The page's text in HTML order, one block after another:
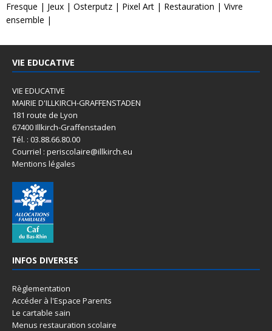
Fresque | Jeux | Osterputz | Pixel Art | Restauration | Vivre
ensemble |
VIE EDUCATIVE
VIE EDUCATIVE
MAIRIE D'ILLKIRCH-GRAFFENSTADEN
181 route de Lyon
67400 Illkirch-Graffenstaden
Tél. : 03.88.66.80.00
Courriel : periscolaire@illkirch.eu
Mentions légales
INFOS DIVERSES
Règlementation
Accéder à l'Espace Parents
Le cartable sain
Menus restauration scolaire